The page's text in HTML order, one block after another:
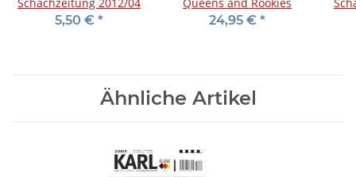
5,50 € *
24,95 € *
Ähnliche Artikel